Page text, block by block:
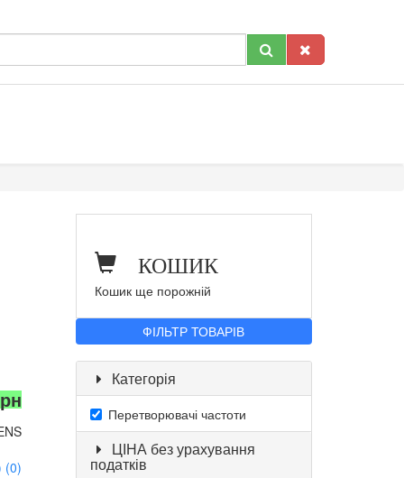
(0)
КОШИК
Кошик ще порожній
ФІЛЬТР ТОВАРІВ
Категорія
Перетворювачі частоти
ЦІНА без урахування
податків